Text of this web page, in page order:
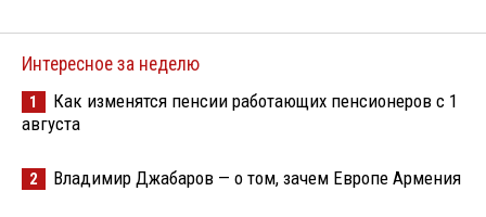
Интересное за неделю
1
Как изменятся пенсии работающих пенсионеров с 1
августа
2 Владимир Джабаров — о том, зачем Европе Армения